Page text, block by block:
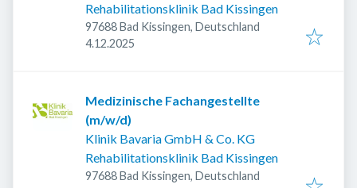
Rehabilitationsklinik Bad Kissingen
97688 Bad Kissingen, Deutschland
Veröffentlicht
4.12.2025
Medizinische Fachangestellte
(m/w/d)
Klinik Bavaria GmbH & Co. KG
Rehabilitationsklinik Bad Kissingen
97688 Bad Kissingen, Deutschland